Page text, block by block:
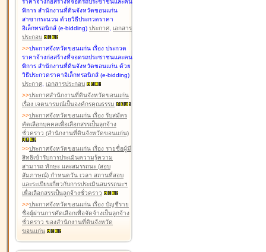
ราคาจ้างก่อสร้างที่จอดรถประชาชนและคน
พิการ สำนักงานที่ดินจังหวัดขอนแก่น
สาขากระนวน ด้วยวิธีประกวดราคา
อิเล็กทรอนิกส์ (e-bidding) ประกาศ, เอกสาร
ประกอบ
>>ประกาศจังหวัดขอนแก่น เรื่อง ประกวด
ราคาจ้างก่อสร้างที่จอดรถประชาชนและคน
พิการ สำนักงานที่ดินจังหวัดขอนแก่น ด้วย
วิธีประกวดราคาอิเล็กทรอนิกส์ (e-bidding)
ประกาศ, เอกสารประกอบ
>>ประกาศสำนักงานที่ดินจังหวัดขอนแก่น
เรื่อง เจตนารมณ์เป็นองค์กรคุณธรรม
>>ประกาศจังหวัดขอนแก่น เรื่อง รับสมัคร
คัดเลือกบุคคลเพื่อเลือกสรรเป็นลูกจ้าง
ชั่วคราว (สำนักงานที่ดินจังหวัดขอนแก่น)
>>ประกาศจังหวัดขอนแก่น เรื่อง รายชื่อผู้มี
สิทธิเข้ารับการประเมินความรู้ความ
สามารถ ทักษะ และสมรรถนะ (สอบ
สัมภาษณ์) กำหนดวัน เวลา สถานที่สอบ
และระเบียบเกี่ยวกับการประเมินสมรรถนะฯ
เพื่อเลือกสรรเป็นลูกจ้างชั่วคราว
>>ประกาศจังหวัดขอนแก่น เรื่อง บัญชีราย
ชื่อผู้ผ่านการคัดเลือกเพื่อจัดจ้างเป็นลูกจ้าง
ชั่วคราว ของสำนักงานที่ดินจังหวัด
ขอนแก่น